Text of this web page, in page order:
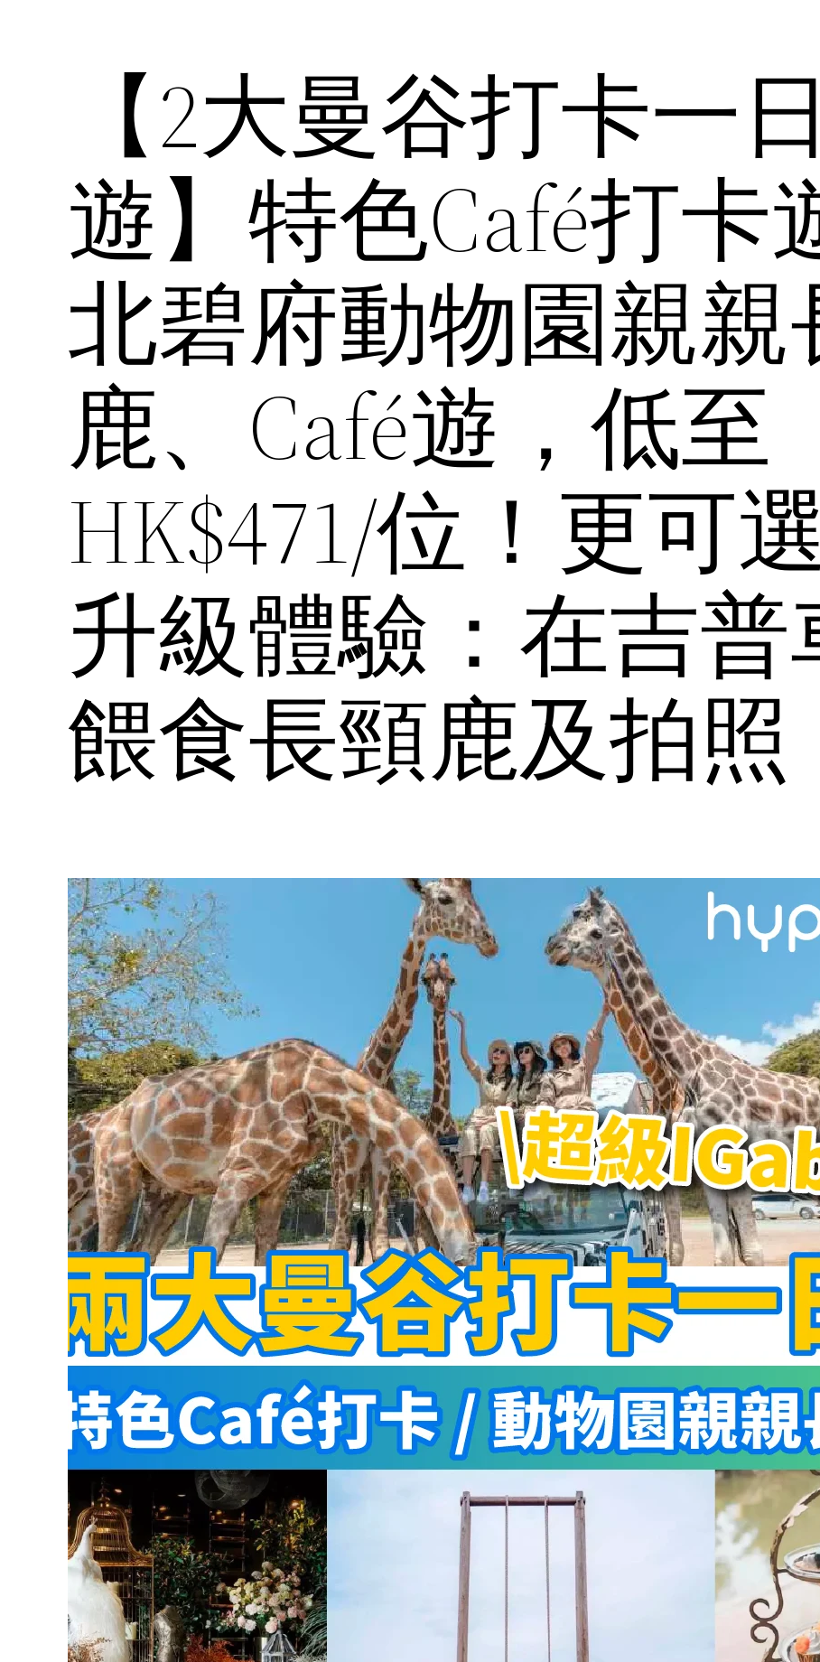
【2大曼谷打卡一日
遊】特色Café打卡
北碧府動物園親親
鹿、Café遊，低至
HK$471/位！更可
升級體驗：在吉普
餵食長頸鹿及拍照